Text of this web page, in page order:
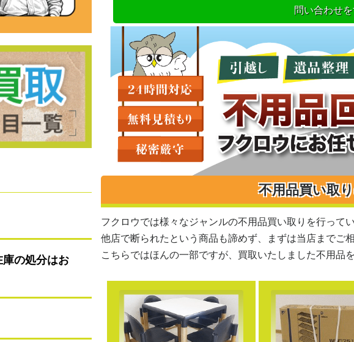
の処分はお
問い合わせ
不用品買い取
フクロウでは様々なジャンルの不用品買い取りを行って
他店で断られたという商品も諦めず、まずは当店までご
こちらではほんの一部ですが、買取いたしました不用品